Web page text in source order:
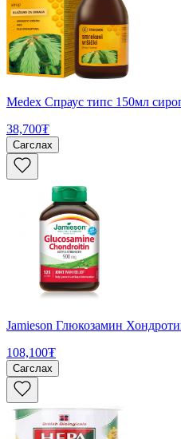
Medex Спраус типс 150мл
38,700₮
Сагслах
Jamieson Глюкозамин
108,100₮
Сагслах